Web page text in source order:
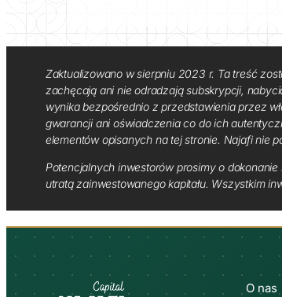
Zaktualizowano w sierpniu 2023 r. Ta treść
zachęcają ani nie odradzają subskrypcji,
wynika bezpośrednio z przedstawienia przez
gwarancji ani oświadczenia co do ich
elementów opisanych na tej stronie. Najafi nie
Potencjalnych inwestorów prosimy o
utratą zainwestowanego kapitału. Wszystkim
O nas